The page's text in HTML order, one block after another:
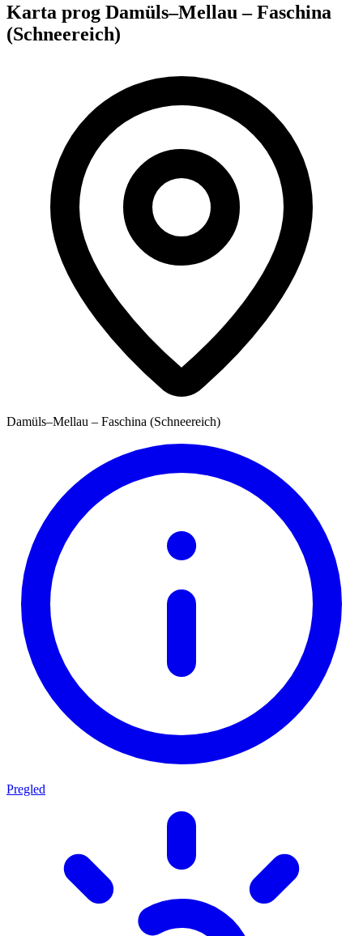
Karta prog Damüls–Mellau – Faschina
(Schneereich)
Damüls–Mellau – Faschina (Schneereich)
Pregled